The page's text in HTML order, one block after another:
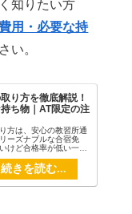
知りたい方
用・必要な持
い。
り方を徹底解説！
ち物｜AT限定の注
方は、安心の教習所通
ーズナブルな合宿免
けど合格率が低い一発
あります。この記事で
取得方法と費用を、初
やすく解説します。そ